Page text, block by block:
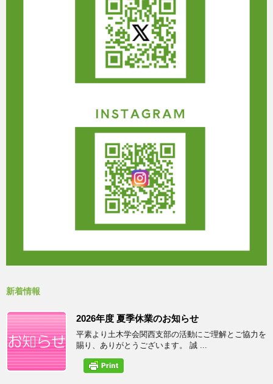
新着情報
2026年度 夏季休業のお知らせ
平素より土木学会関西支部の活動にご理解とご協力を
賜り、ありがとうございます。 誠 ...